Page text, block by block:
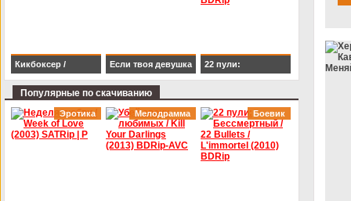
Кикбоксер /
Kickboxer (1989)
Если твоя девушка
– зомби / Life After
22 пули:
(2010) BDRip
Популярные по скачиванию
Эротика Мелодрамма Боевик